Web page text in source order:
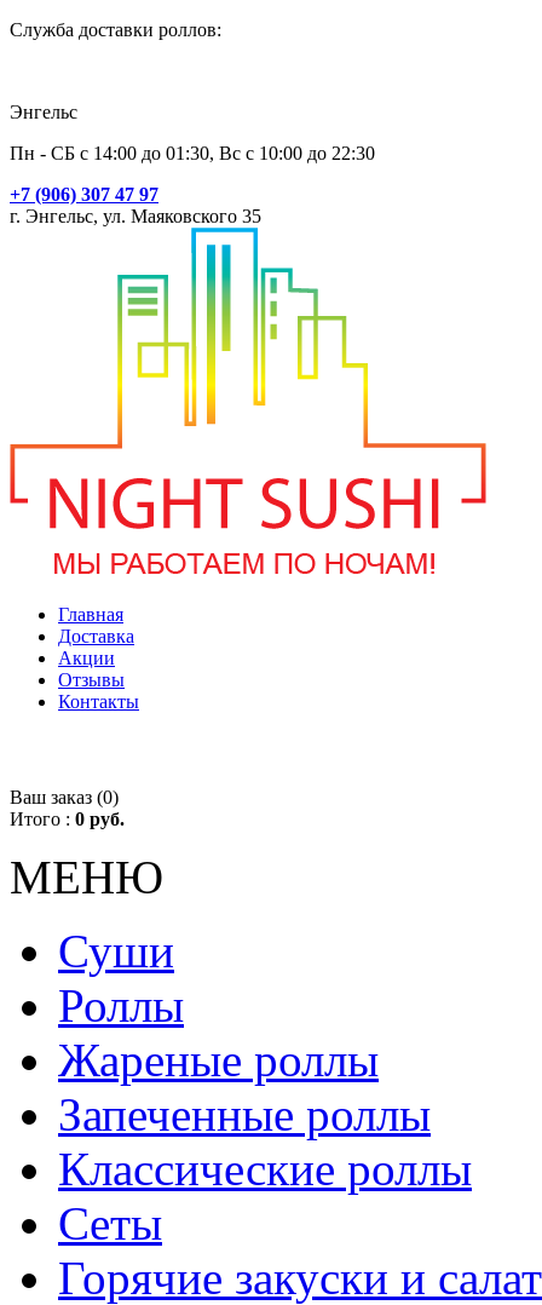
Служба доставки роллов:
Энгельс
Пн - СБ с 14:00 до 01:30, Вс с 10:00 до 22:30
+7 (906) 307 47 97
г. Энгельс, ул. Маяковского 35
Главная
Доставка
Акции
Отзывы
Контакты
Ваш заказ (0)
Итого : 0 руб.
МЕНЮ
Суши
Роллы
Жареные роллы
Запеченные роллы
Классические роллы
Сеты
Горячие закуски и